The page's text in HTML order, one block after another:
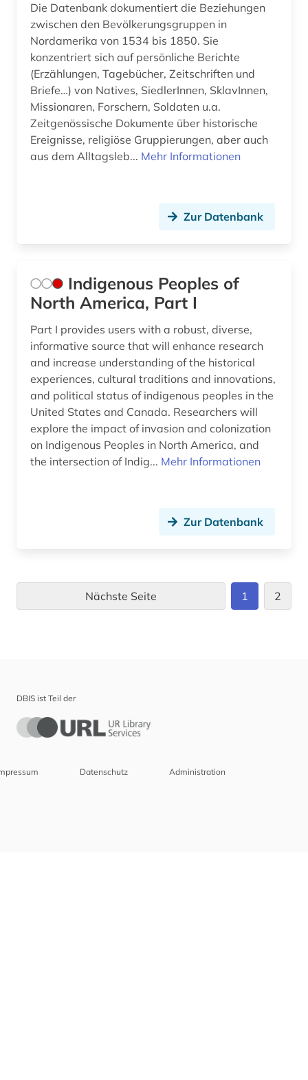
Die Datenbank dokumentiert die Beziehungen
zwischen den Bevölkerungsgruppen in
Nordamerika von 1534 bis 1850. Sie
konzentriert sich auf persönliche Berichte
(Erzählungen, Tagebücher, Zeitschriften und
Briefe…) von Natives, SiedlerInnen, SklavInnen,
Missionaren, Forschern, Soldaten u.a.
Zeitgenössische Dokumente über historische
Ereignisse, religiöse Gruppierungen, aber auch
aus dem Alltagsleb... Mehr Informationen
Zur Datenbank
Indigenous Peoples of
North America, Part I
Part I provides users with a robust, diverse,
informative source that will enhance research
and increase understanding of the historical
experiences, cultural traditions and innovations,
and political status of indigenous peoples in the
United States and Canada. Researchers will
explore the impact of invasion and colonization
on Indigenous Peoples in North America, and
the intersection of Indig... Mehr Informationen
Zur Datenbank
Nächste Seite 1 2
DBIS ist Teil der
Datenschutz Administration